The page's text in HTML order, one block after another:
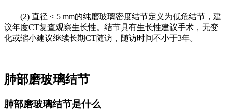
(2) 直径 < 5 mm的纯磨玻璃密度结节定义为低危结节，建
议年度CT复查观察生长性。结节具有生长性建议手术，无变
化或缩小建议继续长期CT随访，随访时间不小于3年。
肺部磨玻璃结节
肺部磨玻璃结节是什么